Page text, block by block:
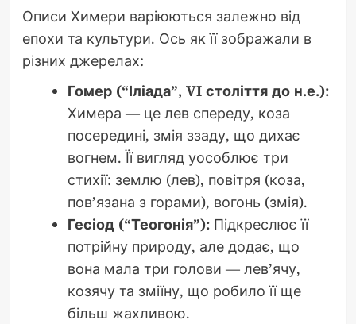
Описи Химери варіюються залежно від
епохи та культури. Ось як її зображали в
різних джерелах:
Гомер (“Іліада”, VI століття до н.е.):
Химера — це лев спереду, коза
посередині, змія ззаду, що дихає
вогнем. Її вигляд уособлює три
стихії: землю (лев), повітря (коза,
пов’язана з горами), вогонь (змія).
Гесіод (“Теогонія”):Підкреслює її
потрійну природу, але додає, що
вона мала три голови — лев’ячу,
козячу та зміїну, що робило її ще
більш жахливою.